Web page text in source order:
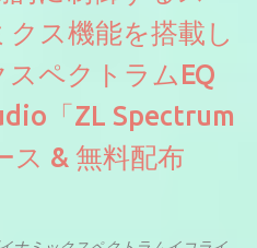
ス機能を搭載し
ペクトラムEQ
「ZL Spectrum
ス & 無料配布